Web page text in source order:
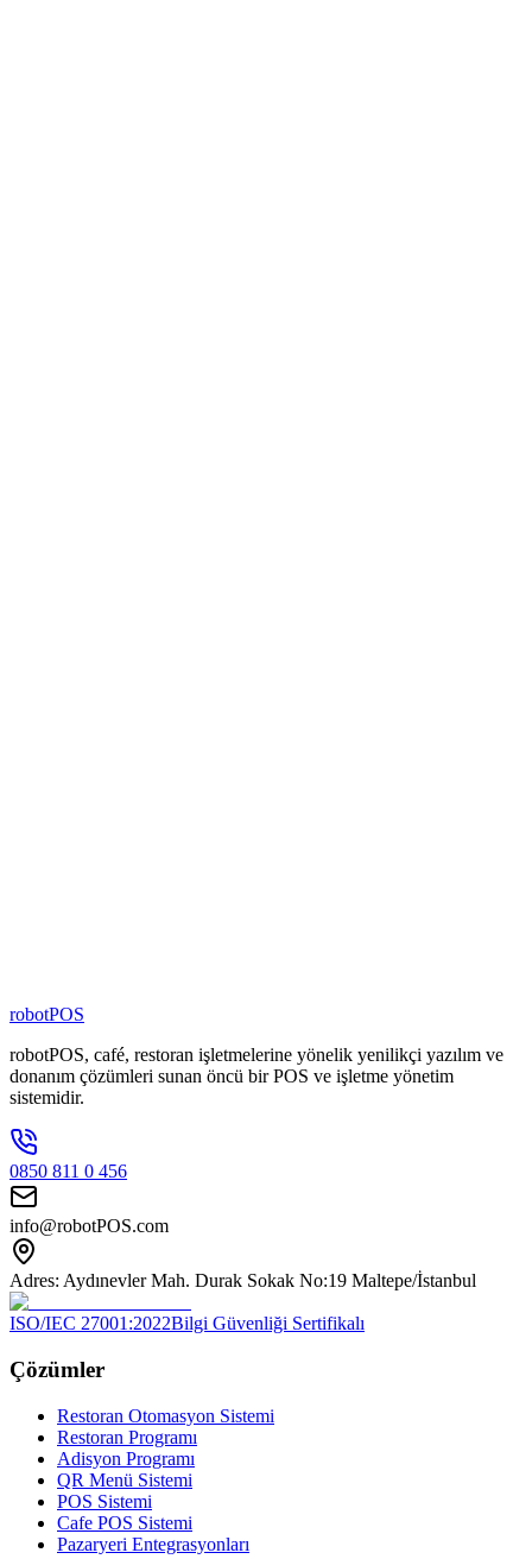
robotPOS
robotPOS, café, restoran işletmelerine yönelik yenilikçi yazılım ve
donanım çözümleri sunan öncü bir POS ve işletme yönetim
sistemidir.
0850 811 0 456
info@robotPOS.com
Adres: Aydınevler Mah. Durak Sokak No:19 Maltepe/İstanbul
ISO/IEC 27001:2022Bilgi Güvenliği Sertifikalı
Çözümler
Restoran Otomasyon Sistemi
Restoran Programı
Adisyon Programı
QR Menü Sistemi
POS Sistemi
Cafe POS Sistemi
Pazaryeri Entegrasyonları